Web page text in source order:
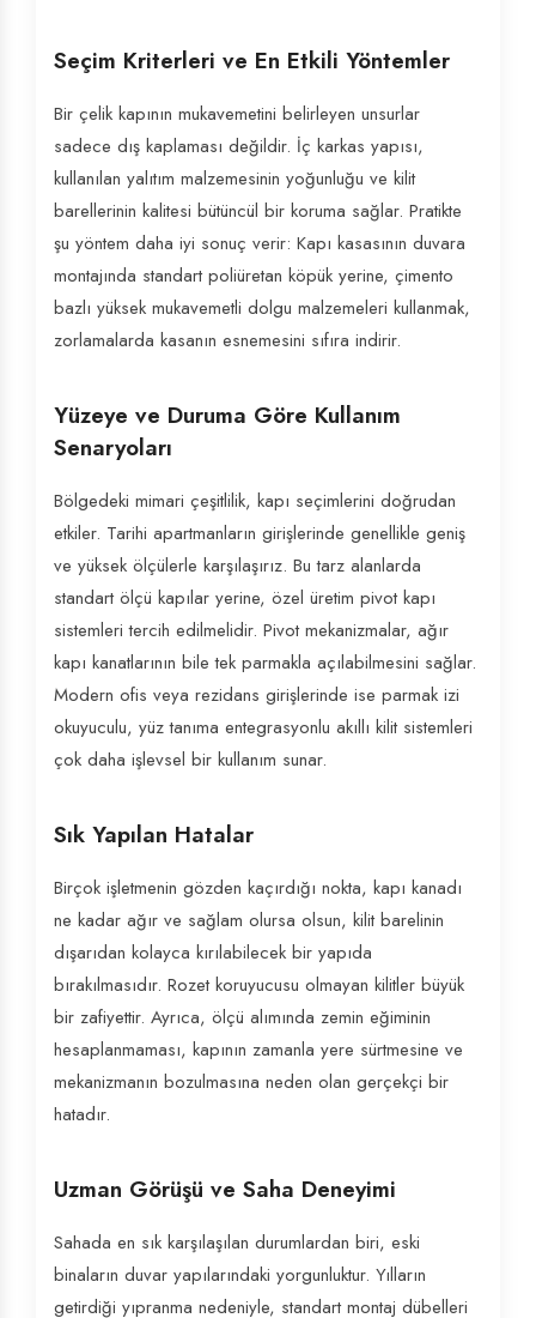
Seçim Kriterleri ve En Etkili Yöntemler
Bir çelik kapının mukavemetini belirleyen unsurlar
sadece dış kaplaması değildir. İç karkas yapısı,
kullanılan yalıtım malzemesinin yoğunluğu ve kilit
barellerinin kalitesi bütüncül bir koruma sağlar. Pratikte
şu yöntem daha iyi sonuç verir: Kapı kasasının duvara
montajında standart poliüretan köpük yerine, çimento
bazlı yüksek mukavemetli dolgu malzemeleri kullanmak,
zorlamalarda kasanın esnemesini sıfıra indirir.
Yüzeye ve Duruma Göre Kullanım
Senaryoları
Bölgedeki mimari çeşitlilik, kapı seçimlerini doğrudan
etkiler. Tarihi apartmanların girişlerinde genellikle geniş
ve yüksek ölçülerle karşılaşırız. Bu tarz alanlarda
standart ölçü kapılar yerine, özel üretim pivot kapı
sistemleri tercih edilmelidir. Pivot mekanizmalar, ağır
kapı kanatlarının bile tek parmakla açılabilmesini sağlar.
Modern ofis veya rezidans girişlerinde ise parmak izi
okuyuculu, yüz tanıma entegrasyonlu akıllı kilit sistemleri
çok daha işlevsel bir kullanım sunar.
Sık Yapılan Hatalar
Birçok işletmenin gözden kaçırdığı nokta, kapı kanadı
ne kadar ağır ve sağlam olursa olsun, kilit barelinin
dışarıdan kolayca kırılabilecek bir yapıda
bırakılmasıdır. Rozet koruyucusu olmayan kilitler büyük
bir zafiyettir. Ayrıca, ölçü alımında zemin eğiminin
hesaplanmaması, kapının zamanla yere sürtmesine ve
mekanizmanın bozulmasına neden olan gerçekçi bir
hatadır.
Uzman Görüşü ve Saha Deneyimi
Sahada en sık karşılaşılan durumlardan biri, eski
binaların duvar yapılarındaki yorgunluktur. Yılların
getirdiği yıpranma nedeniyle, standart montaj dübelleri